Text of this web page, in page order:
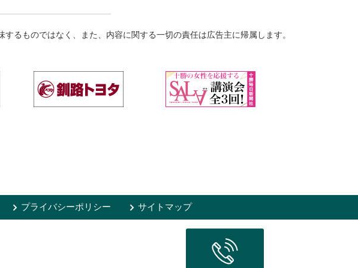
るものではなく、また、内容に関する一切の責任は広告主に帰属します。
プライバシーポリシー サイトマップ